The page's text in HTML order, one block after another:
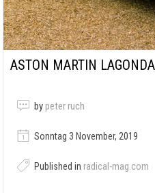
ASTON MARTIN
by peter ruch
Sonntag 3 November, 2019
Published in radical-mag.com